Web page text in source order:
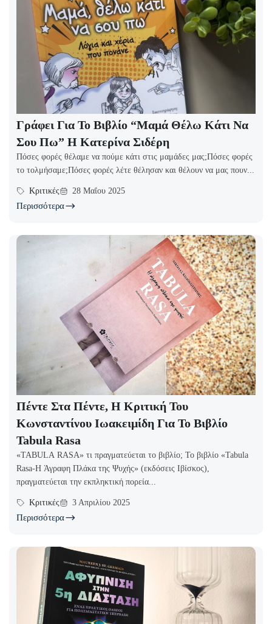
Γράφει Για Το Βιβλίο “Μαμά Θέλω Κάτι Να
Σου Πω” Η Κατερίνα Σιδέρη
Πόσες φορές θέλαμε να πούμε κάτι στις μαμάδες μας;Πόσες φορές
το τολμήσαμε;Πόσες φορές λέτε θέλησαν και θέλουν να μας πουν...
Κριτικές 28 Μαΐου 2025
Περισσότερα
Πέντε Στα Πέντε, Η Κριτική Του
Κωνσταντίνου Ιωακειμίδη Για Το Βιβλίο
Tabula Rasa
«TABULA RASA» τι πραγματεύεται το βιβλίο; Το βιβλίο «Tabula
Rasa-Η Άγραφη Πλάκα της Ψυχής» (εκδόσεις Ιβίσκος),
πραγματεύεται την εκπληκτική πορεία...
Κριτικές 3 Απριλίου 2025
Περισσότερα